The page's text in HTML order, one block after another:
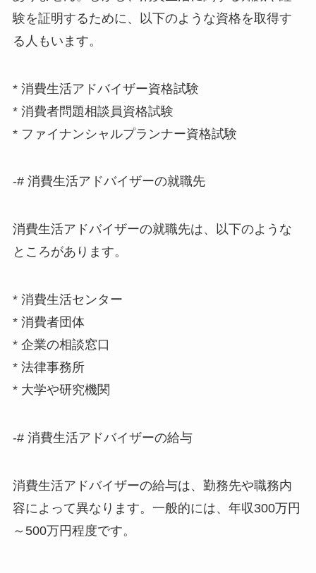
験を証明するために、以下のような資格を取得す
る人もいます。
* 消費生活アドバイザー資格試験
* 消費者問題相談員資格試験
* ファイナンシャルプランナー資格試験
-# 消費生活アドバイザーの就職先
消費生活アドバイザーの就職先は、以下のような
ところがあります。
* 消費生活センター
* 消費者団体
* 企業の相談窓口
* 法律事務所
* 大学や研究機関
-# 消費生活アドバイザーの給与
消費生活アドバイザーの給与は、勤務先や職務内
容によって異なります。一般的には、年収300万円
～500万円程度です。